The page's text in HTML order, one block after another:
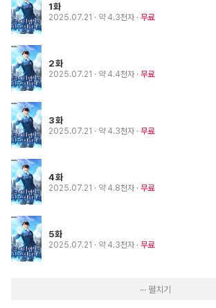
1화
2025.07.21 · 약 4.3천자 무료
2화
2025.07.21 · 약 4.4천자 무료
3화
2025.07.21 · 약 4.3천자 무료
4화
2025.07.21 · 약 4.8천자 무료
5화
2025.07.21 · 약 4.3천자 무료
··· 펼치기